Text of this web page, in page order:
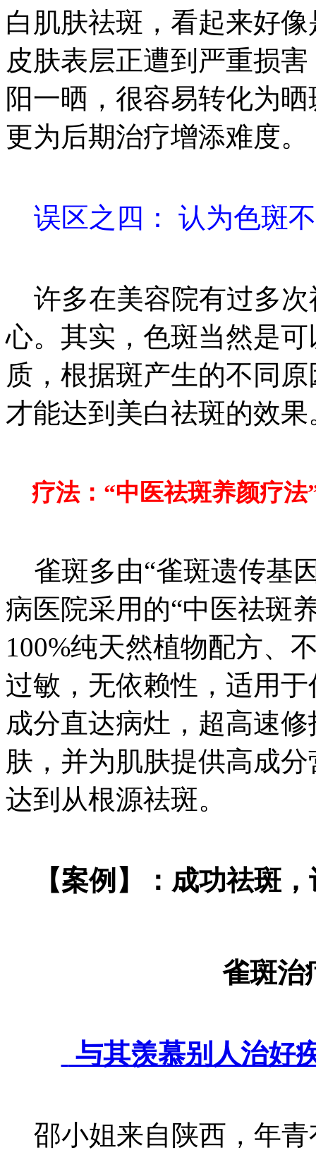
白肌肤祛斑，看起来好
皮肤表层正遭到严重损
阳一晒，很容易转化为
更为后期治疗增添难度。
误区之四： 认为色斑
许多在美容院有过多次
心。其实，色斑当然是
质，根据斑产生的不同
才能达到美白祛斑的效果
疗法：“中医祛斑养颜疗法
雀斑多由“雀斑遗传基
病医院采用的“中医祛斑
100%纯天然植物配方、
过敏，无依赖性，适用
成分直达病灶，超高速
肤，并为肌肤提供高成
达到从根源祛斑。
【案例】：成功祛斑
雀斑治
与其羡慕别人治好
邵小姐来自陕西，年青